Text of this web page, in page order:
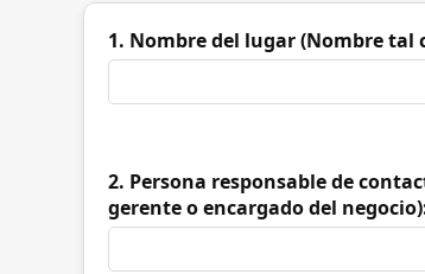
1. Nombre del lugar (Nombre tal
2. Persona responsable de
gerente o encargado del